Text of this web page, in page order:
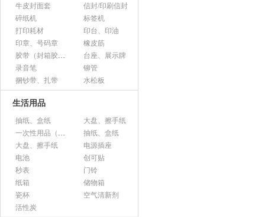
牛皮封面套
信封/印刷信封
碎纸机
标签机
打印耗材
印台、印油
印章、号码章
橡皮筋
胶带（封箱胶、透明胶、美纹胶、双面胶等）
台座、展示牌
录音笔
铆管
捆钞带、扎带
水松板
生活用品
抽纸、盒纸
大盘、擦手纸
一次性用品（纸杯、胶杯、叉子、碟子等）
抽纸、盒纸
大盘、擦手纸
电源插座
电池
创可贴
秒表
门铃
纸箱
储物箱
瓷杯
空气清新剂
活性炭